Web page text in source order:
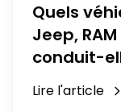
Quels
Jeep,
conduit-
Lire l'article